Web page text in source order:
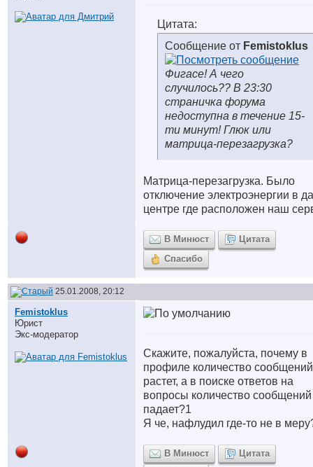
Цитата:
Сообщение от Femistoklus
Фигасе! А чего
случилось?? В 23:30
страничка форума
недоступна в течение 15-
ти минут! Глюк или
матрица-перезагрузка?
Матрица-перезагрузка. Было
отключение электроэнергии в
центре где расположен наш
В Минюст
Цитата
Спасибо
25.01.2008, 20:12
Femistoklus
Юрист
Экс-модератор
Скажите, пожалуйста, почему в
профиле количество сообщений
растет, а в поиске ответов на
вопросы количество сообщений
падает?1
Я че, нафлудил где-то не в
В Минюст
Цитата